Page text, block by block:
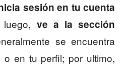
sesión en tu cuenta
ve a la sección
se encuentra
en tu perfil; por ultimo,